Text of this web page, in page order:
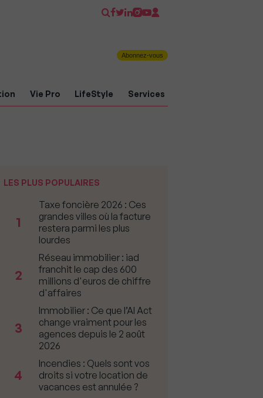
Abonnez-vous
Vie Pro LifeStyle Services
LES PLUS POPULAIRES
1
Taxe foncière 2026 : Ces
grandes villes où la facture
restera parmi les plus
lourdes
2
Réseau immobilier : iad
franchit le cap des 600
millions d'euros de chiffre
d'affaires
3
Immobilier : Ce que l’AI Act
change vraiment pour les
agences depuis le 2 août
2026
4
Incendies : Quels sont vos
droits si votre location de
vacances est annulée ?